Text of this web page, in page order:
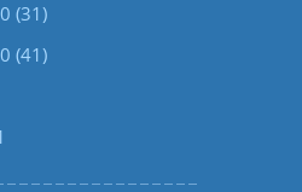
(31)
(41)